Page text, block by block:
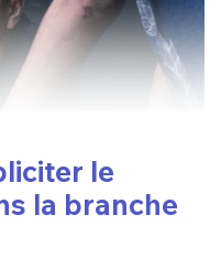
le
la branche